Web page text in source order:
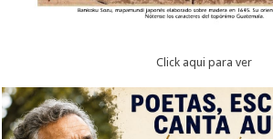
Click aqui para ver